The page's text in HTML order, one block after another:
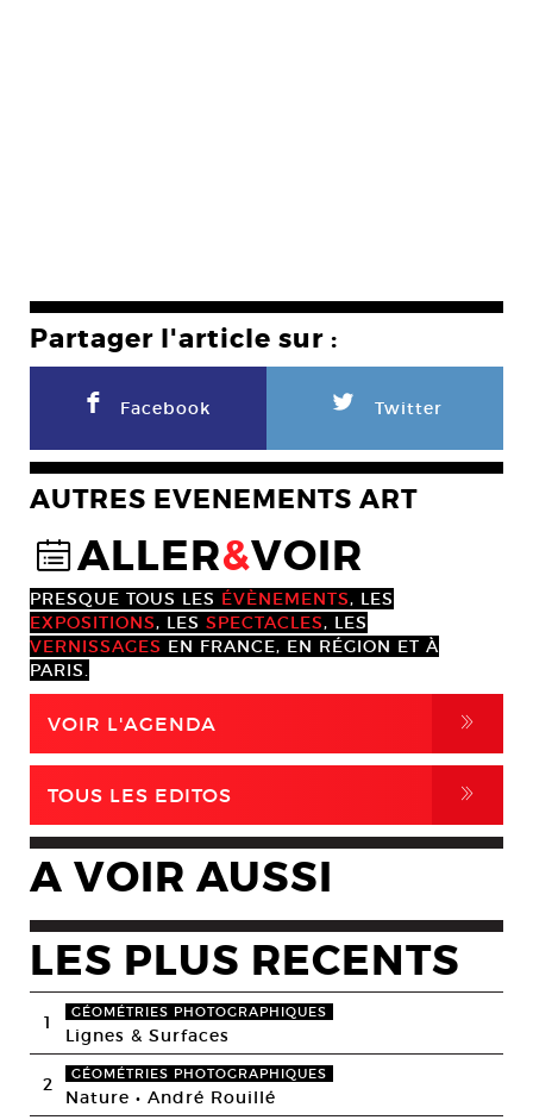
Partager l'article sur :
F Facebook L Twitter
AUTRES EVENEMENTS ART
@ALLER&VOIR
PRESQUE TOUS LES ÉVÈNEMENTS, LES
EXPOSITIONS, LES SPECTACLES, LES
VERNISSAGES EN FRANCE, EN RÉGION ET À
PARIS.
VOIR L'AGENDA ,
TOUS LES EDITOS ,
A VOIR AUSSI
LES PLUS RECENTS
1 GÉOMÉTRIES PHOTOGRAPHIQUES
Lignes & Surfaces
2 GÉOMÉTRIES PHOTOGRAPHIQUES
Nature • André Rouillé